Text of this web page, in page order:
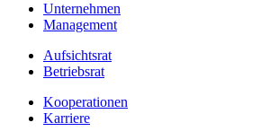
Unternehmen
Management
Aufsichtsrat
Betriebsrat
Kooperationen
Karriere